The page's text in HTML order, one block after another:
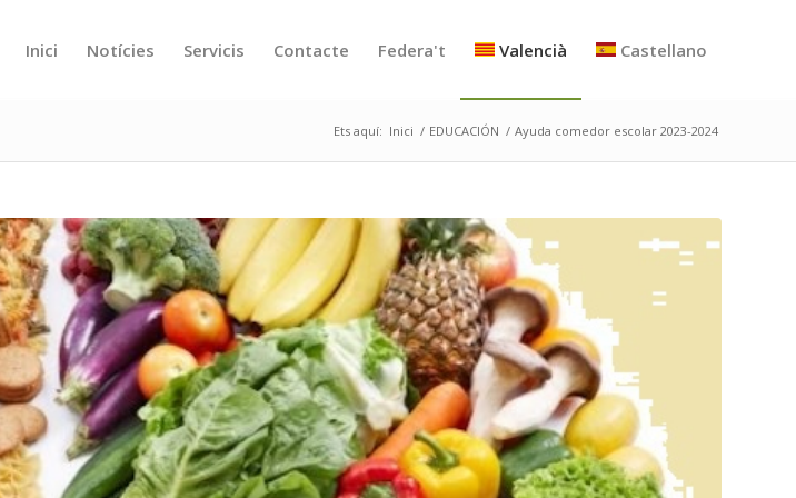
Inici Notícies Servicis Contacte Federa't Valencià Castellano
Ets aquí: Inici / EDUCACIÓN / Ayuda comedor escolar 2023-2024